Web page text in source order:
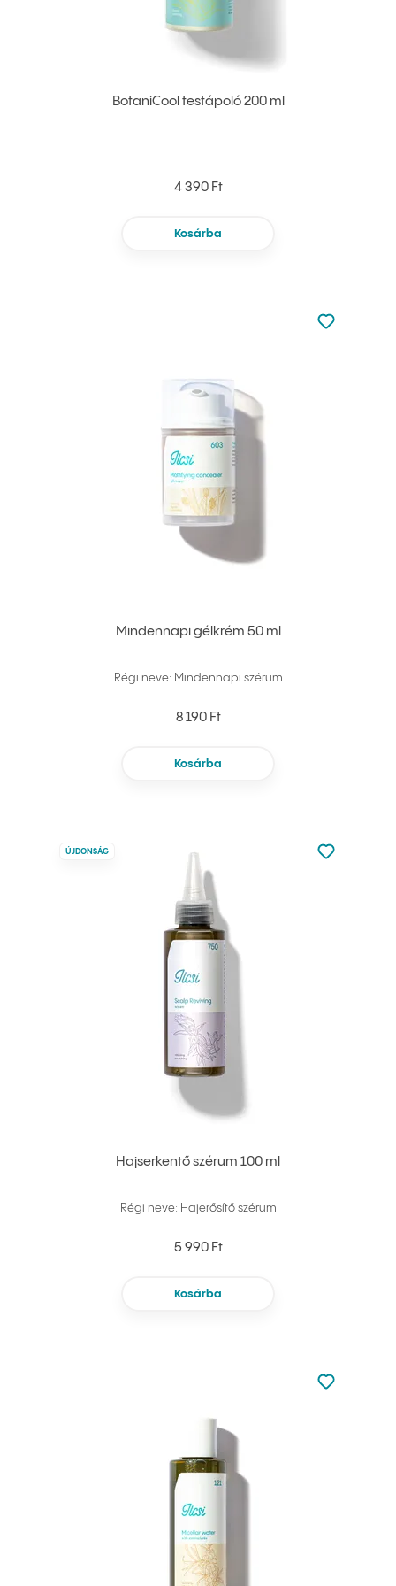
BotaniCool testápoló 200 ml
4 390 Ft
Kosárba
Mindennapi gélkrém 50 ml
Régi neve: Mindennapi szérum
8 190 Ft
Kosárba
Nincsen
Hozzáadás
Hajserkentő szérum 100 ml
ÚJDONSÁG
Régi neve: Hajerősítő szérum
5 990 Ft
Kosárba
Nincsen
Hozzáadás
Nincsen
Hozzáadás